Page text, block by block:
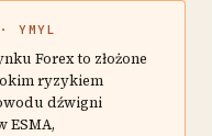
YMYL
Forex to złożone
ryzykiem
dźwigni
ESMA,